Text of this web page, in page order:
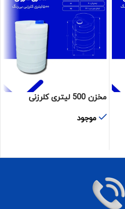
مخزن 500 لیتری کلرزنی
موجود